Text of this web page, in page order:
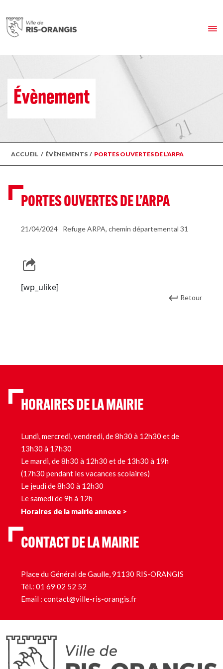
Évènement
ACCUEIL / ÉVÈNEMENTS / PORTES OUVERTES DE L’ARPA
PORTES OUVERTES DE L’ARPA
21/04/2024 Refuge ARPA, chemin départemental 31
[wp_ulike]
Retour
HORAIRES DE LA MAIRIE
Lundi, mercredi, vendredi, de 8h30 à 12h30 et de
13h30 à 17h30
Le mardi, de 8h30 à 12h30 et de 13h30 à 19h
(17h30 pendant les vacances scolaires)
Le jeudi de 8h30 à 12h30
Le samedi de 9h à 12h
Horaires de la mairie annexe >
CONTACT DE LA MAIRIE
Place du Général de Gaulle, 91130 RIS-ORANGIS
Tél.: 01 69 02 52 52
Email : contact@ville-ris-orangis.fr